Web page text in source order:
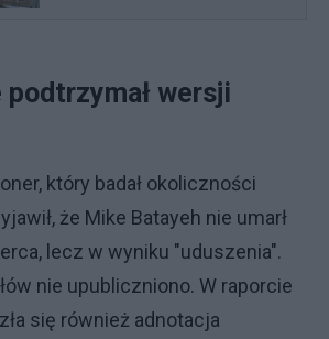
podtrzymał wersji
który badał okoliczności
że Mike Batayeh nie umarł
lecz w wyniku "uduszenia".
nie upubliczniono. W raporcie
się również adnotacja